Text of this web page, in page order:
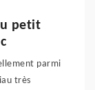
petit
parmi
très